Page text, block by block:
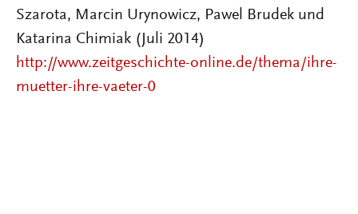
Szarota, Marcin Urynowicz, Pawel Brudek und
Katarina Chimiak (Juli 2014)
http://www.zeitgeschichte-online.de/thema/ihre-
muetter-ihre-vaeter-0